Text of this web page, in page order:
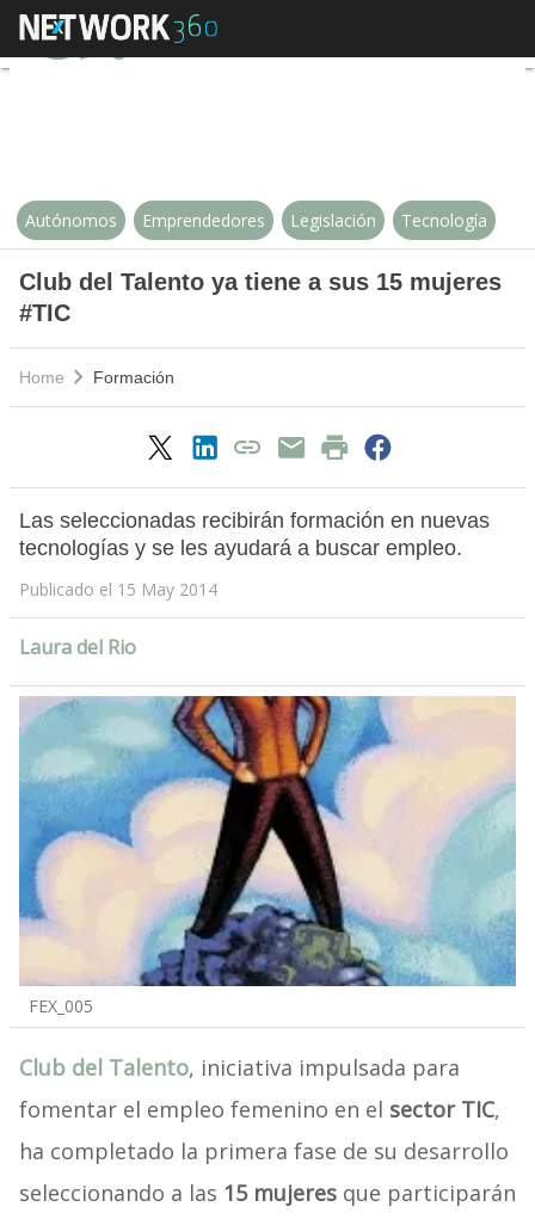
Club del Talento ya tiene a sus
Autónomos Emprendedores Legislación Tecnología
Club del Talento ya tiene a sus 15 mujeres
#TIC
Home Formación
Las seleccionadas recibirán formación en nuevas
tecnologías y se les ayudará a buscar empleo.
Publicado el 15 May 2014
Laura del Rio
FEX_005
Club del Talento, iniciativa impulsada para
fomentar el empleo femenino en el sector TIC,
ha completado la primera fase de su desarrollo
seleccionando a las 15 mujeresque participarán